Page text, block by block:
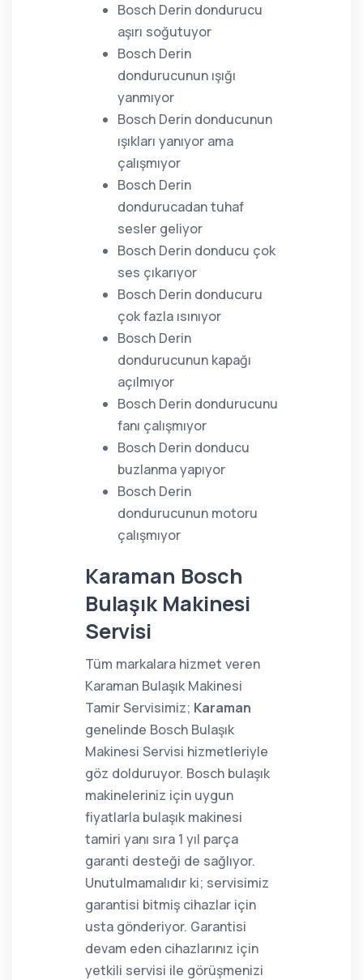
Bosch Derin dondurucu
aşırı soğutuyor
Bosch Derin
dondurucunun ışığı
yanmıyor
Bosch Derin donducunun
ışıkları yanıyor ama
çalışmıyor
Bosch Derin
dondurucadan tuhaf
sesler geliyor
Bosch Derin donducu çok
ses çıkarıyor
Bosch Derin donducuru
çok fazla ısınıyor
Bosch Derin
dondurucunun kapağı
açılmıyor
Bosch Derin dondurucunu
fanı çalışmıyor
Bosch Derin donducu
buzlanma yapıyor
Bosch Derin
dondurucunun motoru
çalışmıyor
Karaman Bosch
Bulaşık Makinesi
Servisi
Tüm markalara hizmet veren
Karaman Bulaşık Makinesi
Tamir Servisimiz; Karaman
genelinde Bosch Bulaşık
Makinesi Servisi hizmetleriyle
göz dolduruyor. Bosch bulaşık
makineleriniz için uygun
fiyatlarla bulaşık makinesi
tamiri yanı sıra 1 yıl parça
garanti desteği de sağlıyor.
Unutulmamalıdır ki; servisimiz
garantisi bitmiş cihazlar için
usta gönderiyor. Garantisi
devam eden cihazlarınız için
yetkili servisi ile görüşmenizi